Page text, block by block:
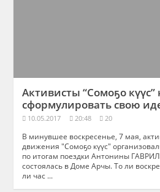
Активисты “Сомоҕо күүс”
сформулировать свою
10.05.2017 20:48 20
В минувшее воскресенье, 7 мая,
движения "Сомоҕо күүс"
по итогам поездки Антонины
состоялась в Доме Арчы. То ли
ли час ...